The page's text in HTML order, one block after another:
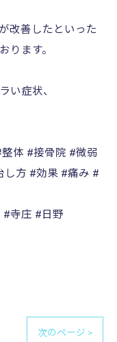
改善したといった
ります。
い症状、
体 #接骨院 #微弱
し方 #効果 #痛み #
#寺庄 #日野
次のページ >